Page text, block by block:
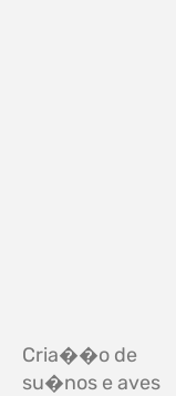
Cria��o de
su�nos e aves